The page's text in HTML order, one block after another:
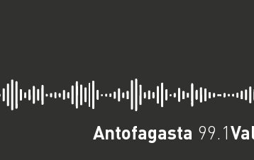
Antofagasta 99.1